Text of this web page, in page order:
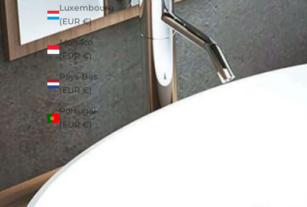
Luxembourg
(EUR €)
Monaco
(EUR €)
Pays-Bas
(EUR €)
Portugal
(EUR €)